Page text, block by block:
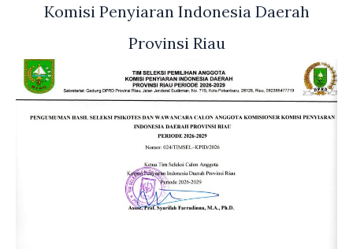
Komisi Penyiaran Indonesia Daerah
Provinsi Riau